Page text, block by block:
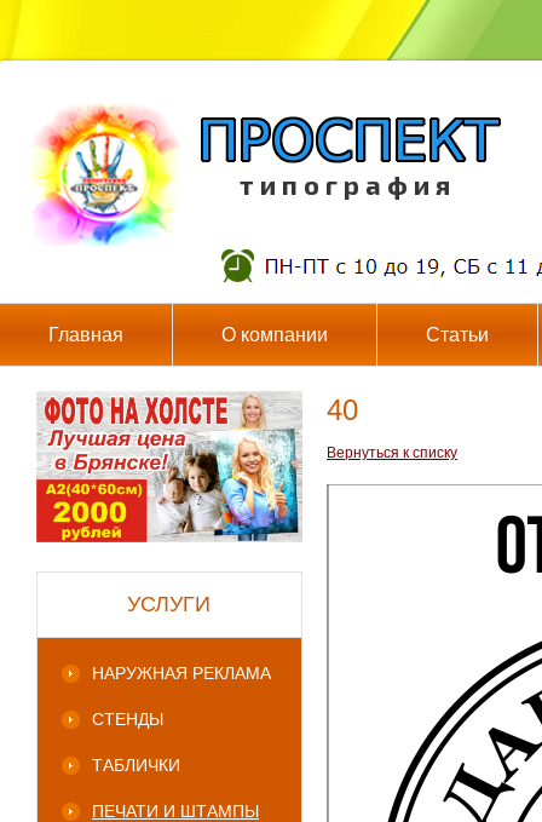
т и п о г р а ф и я
Главная О компании Статьи
УСЛУГИ
НАРУЖНАЯ РЕКЛАМА
СТЕНДЫ
ТАБЛИЧКИ
ПЕЧАТИ И ШТАМПЫ
40
Вернуться к списку